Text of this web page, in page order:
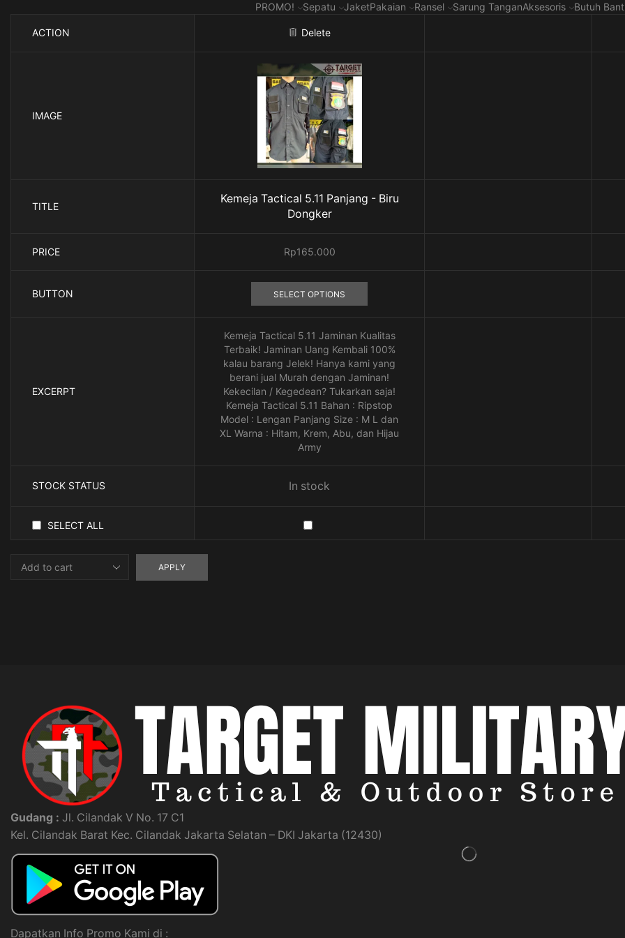
PROMO! Sepatu JaketPakaian Ransel Sarung TanganAksesoris Butuh
ACTION Delete
IMAGE
TITLE
Kemeja Tactical 5.11 Panjang - Biru
Dongker
PRICE Rp165.000
BUTTON SELECT OPTIONS
multiple
variants.
options
may
be
chosen
on
the
EXCERPT
Kemeja Tactical 5.11 Jaminan Kualitas
Terbaik! Jaminan Uang Kembali 100%
kalau barang Jelek! Hanya kami yang
berani jual Murah dengan Jaminan!
Kekecilan / Kegedean? Tukarkan saja!
Kemeja Tactical 5.11 Bahan : Ripstop
Model : Lengan Panjang Size : M L dan
XL Warna : Hitam, Krem, Abu, dan Hijau
Army
STOCK STATUS In stock
SELECT ALL
APPLY
Gudang : Jl. Cilandak V No. 17 C1
Kel. Cilandak Barat Kec. Cilandak Jakarta Selatan – DKI Jakarta (12430)
Dapatkan Info Promo Kami di :